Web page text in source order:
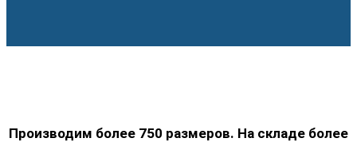
Производим более 750 размеров. На складе более